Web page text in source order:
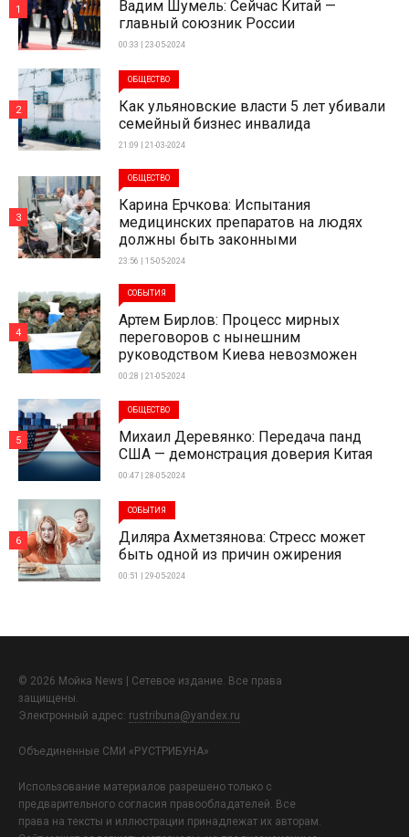
Вадим Шумель: Сейчас Китай —
главный союзник России
00:33 | 23-05-2024
1
ОБЩЕСТВО
Как ульяновские власти 5 лет убивали
семейный бизнес инвалида
21:09 | 21-03-2024
2
ОБЩЕСТВО
Карина Ерчкова: Испытания
медицинских препаратов на людях
должны быть законными
23:56 | 15-05-2024
3
СОБЫТИЯ
Артем Бирлов: Процесс мирных
переговоров с нынешним
руководством Киева невозможен
00:28 | 21-05-2024
4
ОБЩЕСТВО
Михаил Деревянко: Передача панд
США — демонстрация доверия Китая
00:47 | 28-05-2024
5
СОБЫТИЯ
Диляра Ахметзянова: Стресс может
быть одной из причин ожирения
00:51 | 29-05-2024
6
© 2026 Мойка News | Сетевое издание. Все права
защищены.
Электронный адрес: rustribuna@yandex.ru
Объединенные СМИ «РУСТРИБУНА»
Использование материалов разрешено только с
предварительного согласия правообладателей. Все
права на тексты и иллюстрации принадлежат их авторам.